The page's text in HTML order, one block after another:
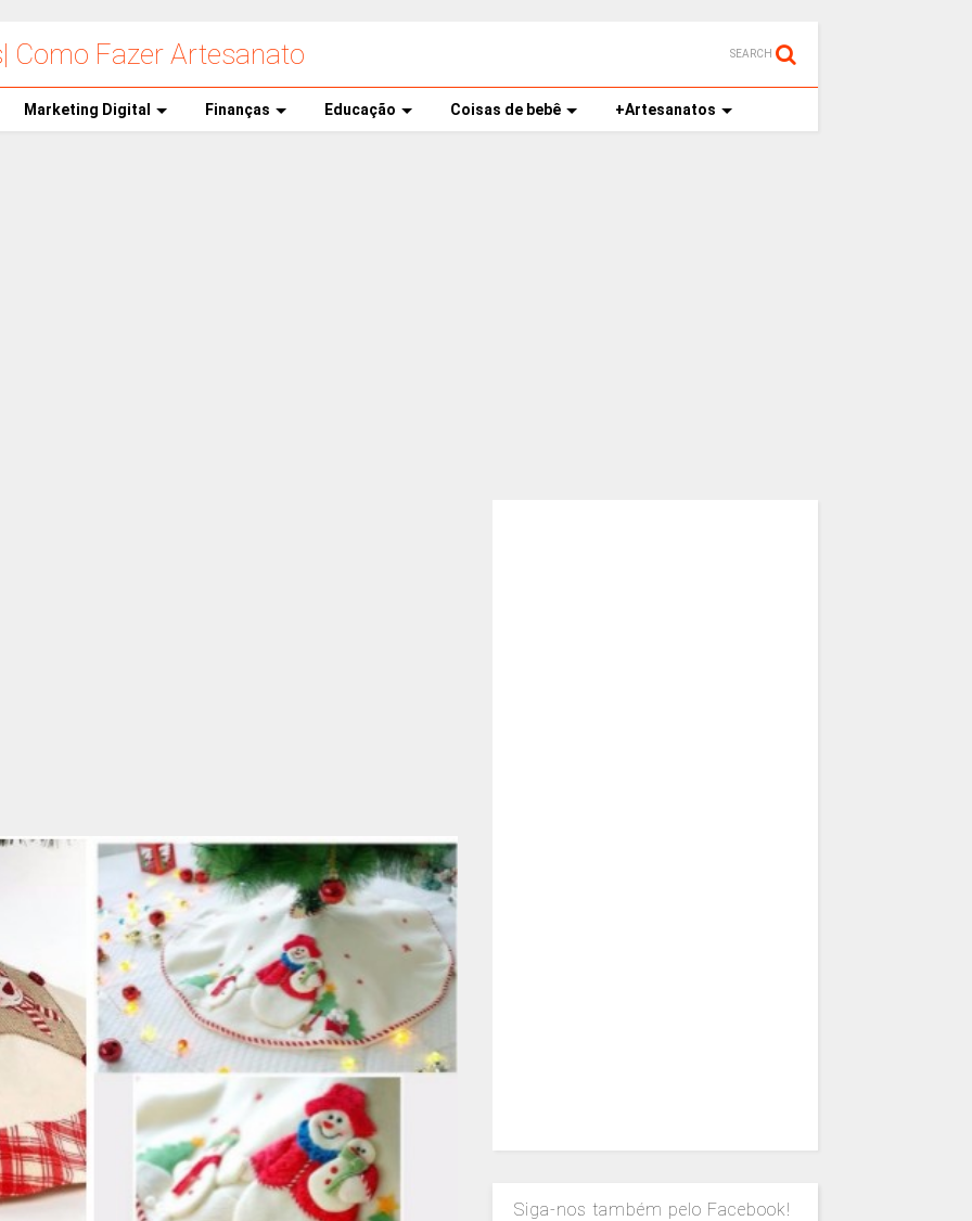
Como Fazer Artesanato SEARCH
Marketing Digital Finanças Educação Coisas de bebê +Artesanatos
Siga-nos também pelo Facebook!